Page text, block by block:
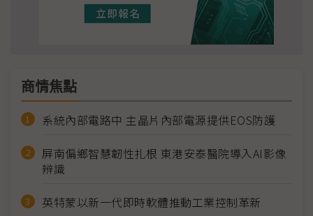
商情焦點
系統內部電路中 主晶片內部電源提供EOS防護
屏南偏鄉智慧韌性扎根 東港安泰醫院導入AI影像
辨識
英特蒙以新一代即時軟體推動工業控制革新